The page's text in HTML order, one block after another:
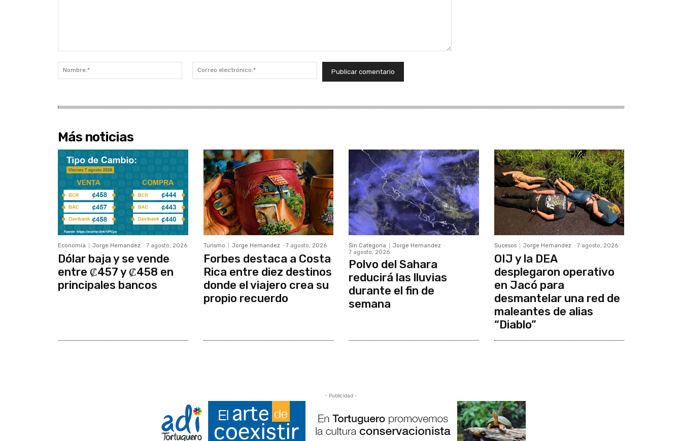
Nombre:*
electrónico:*
Más noticias
Economía Jorge Hernandez - 7 agosto, 2026
Dólar baja y se vende
entre ₡457 y ₡458 en
principales bancos
Turismo Jorge Hernandez - 7 agosto, 2026
Forbes destaca a Costa
Rica entre diez destinos
donde el viajero crea su
propio recuerdo
Sin Categoría Jorge Hernandez -
7 agosto, 2026
Polvo del Sahara
reducirá las lluvias
durante el fin de
semana
Sucesos Jorge Hernandez - 7 agosto, 2026
OIJ y la DEA
desplegaron operativo
en Jacó para
desmantelar una red de
maleantes de alias
“Diablo”
- Publicidad -